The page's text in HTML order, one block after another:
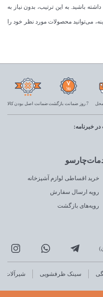
باشید. به این ترتیب، بدون نیاز به
می‌توانید محصولات مورد نظر خود را
7 روز ضمانت بازگشت ضمانت اصل بودن کالا
خرید اقساطی لوازم آشپزخانه
رویه ارسال سفارش
رویه‌های بازگشت
خبرنامه:
سینک ظرفشویی شیرآلات